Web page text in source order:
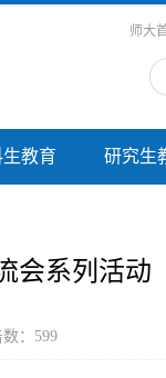
师大
教育 研究生
会系列活动
： 599